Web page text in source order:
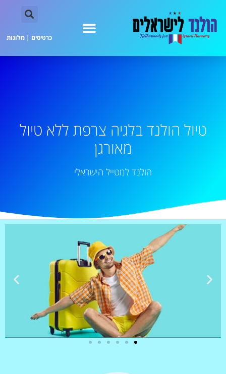
כרטיסים | מלונות
טיול הולנד בלגיה צרפת ללא טיול
מאורגן
הולנד למטייל הישראלי